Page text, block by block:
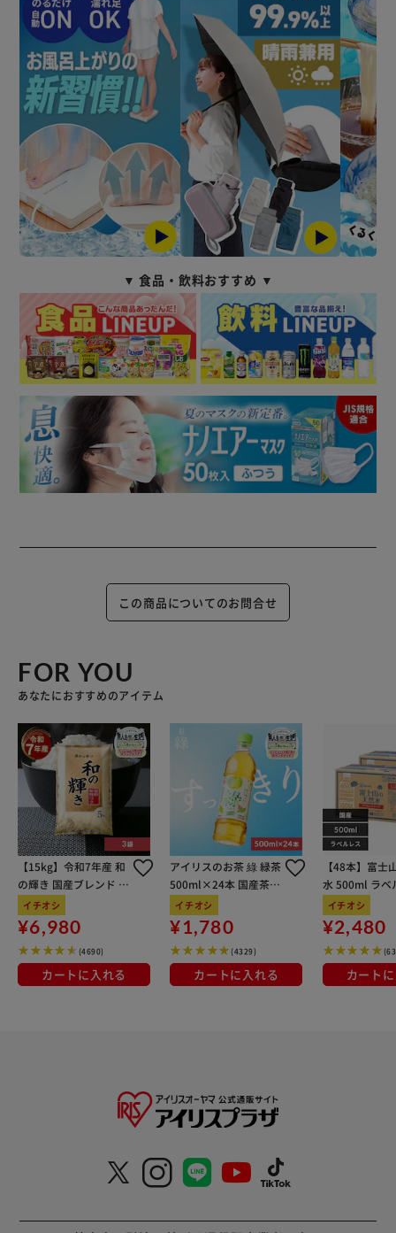
▼ 食品・飲料おすすめ ▼
この商品についてのお問合せ
FOR YOU
あなたにおすすめのアイテム
【15kg】令和7年産 和
の輝き 国産ブレンド 5
kg×3袋
イチオシ
¥6,980
(4690)
カートに入れる
アイリスのお茶 綠 緑茶
500ml×24本 国産茶葉
100％使用
イチオシ
¥1,780
(4329)
カートに入れる
【48本】富士
水 500ml ラベ
イチオシ
¥2,480
カート